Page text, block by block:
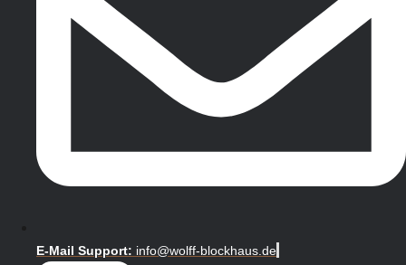
E-Mail Support: info@wolff-blockhaus.de